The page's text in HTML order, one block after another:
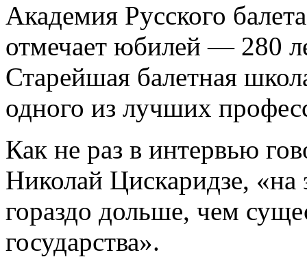
Академия Русского
отмечает юбилей — 280
Старейшая балетная
одного из лучших
Как не раз в интервью
Николай Цискаридзе, «на
гораздо дольше, чем
государства».